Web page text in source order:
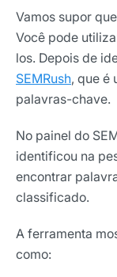
Vamos supor
Você pode
los. Depois de
SEMRush, que é
palavras-chave.
No painel do
identificou na
encontrar
classificado.
A ferramenta
como: